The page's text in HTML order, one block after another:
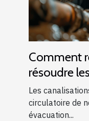
Comment
résoudre
Les
circulatoire de
évacuation...